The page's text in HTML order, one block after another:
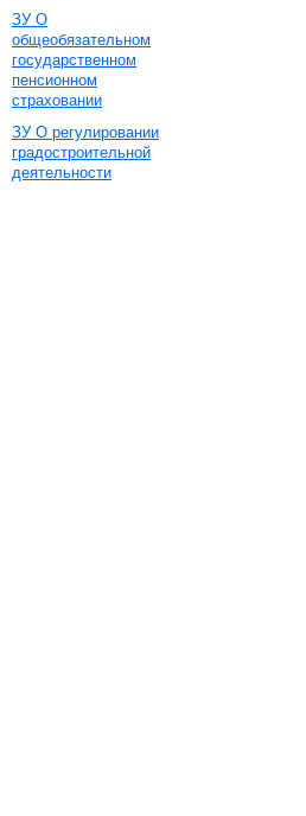
ЗУ О
общеобязательном
государственном
пенсионном
страховании
ЗУ О регулировании
градостроительной
деятельности